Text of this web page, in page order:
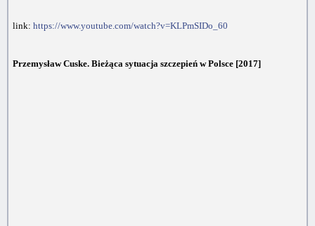
link: https://www.youtube.com/watch?v=KLPmSIDo_60
Przemysław Cuske. Bieżąca sytuacja szczepień w Polsce [2017]